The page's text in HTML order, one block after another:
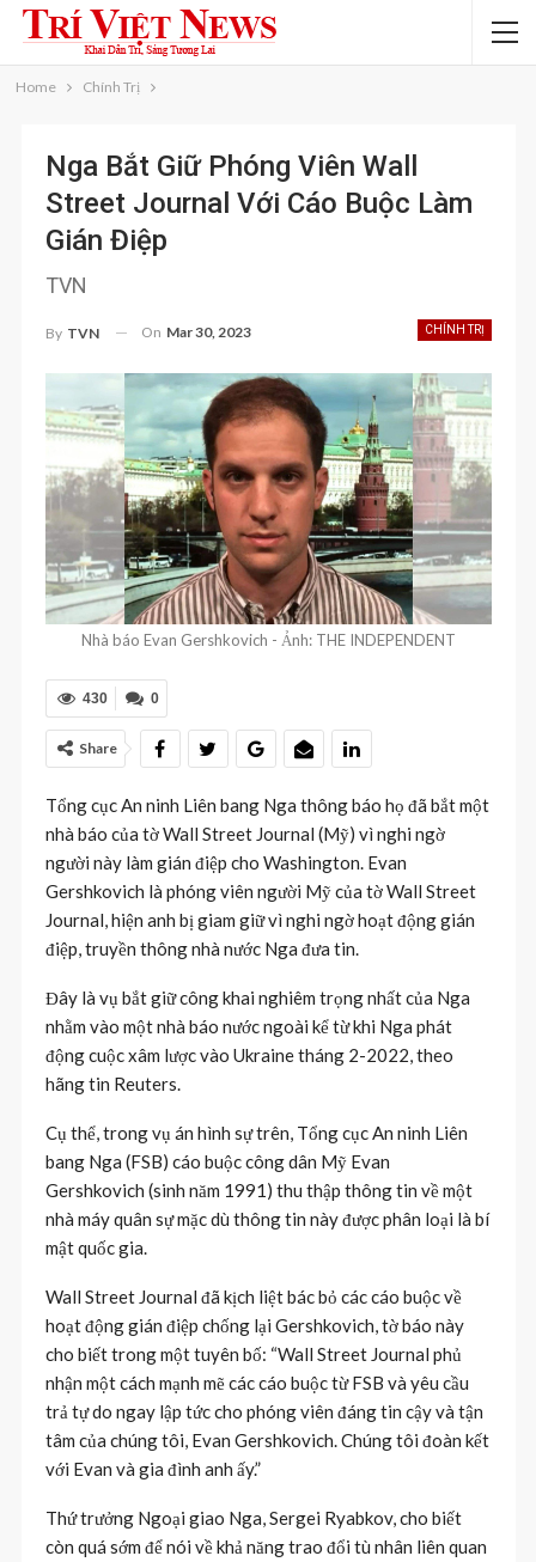
Home Chính Trị
Nga Bắt Giữ Phóng Viên Wall
Street Journal Với Cáo Buộc Làm
Gián Điệp
TVN
CHÍNH TRỊ
By TVN On Mar 30, 2023
Nhà báo Evan Gershkovich - Ảnh: THE INDEPENDENT
0
430
Share
Tổng cục An ninh Liên bang Nga thông báo họ đã bắt một
nhà báo của tờ Wall Street Journal (Mỹ) vì nghi ngờ
người này làm gián điệp cho Washington. Evan
Gershkovich là phóng viên người Mỹ của tờ Wall Street
Journal, hiện anh bị giam giữ vì nghi ngờ hoạt động gián
điệp, truyền thông nhà nước Nga đưa tin.
Đây là vụ bắt giữ công khai nghiêm trọng nhất của Nga
nhằm vào một nhà báo nước ngoài kể từ khi Nga phát
động cuộc xâm lược vào Ukraine tháng 2-2022, theo
hãng tin Reuters.
Cụ thể, trong vụ án hình sự trên, Tổng cục An ninh Liên
bang Nga (FSB) cáo buộc công dân Mỹ Evan
Gershkovich (sinh năm 1991) thu thập thông tin về một
nhà máy quân sự mặc dù thông tin này được phân loại là bí
mật quốc gia.
Wall Street Journal đã kịch liệt bác bỏ các cáo buộc về
hoạt động gián điệp chống lại Gershkovich, tờ báo này
cho biết trong một tuyên bố: “Wall Street Journal phủ
nhận một cách mạnh mẽ các cáo buộc từ FSB và yêu cầu
trả tự do ngay lập tức cho phóng viên đáng tin cậy và tận
tâm của chúng tôi, Evan Gershkovich. Chúng tôi đoàn kết
với Evan và gia đình anh ấy.”
Thứ trưởng Ngoại giao Nga, Sergei Ryabkov, cho biết
còn quá sớm để nói về khả năng trao đổi tù nhân liên quan